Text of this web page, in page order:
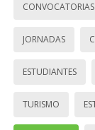
CONVOCATORIAS
JORNADAS
ESTUDIANTES
TURISMO